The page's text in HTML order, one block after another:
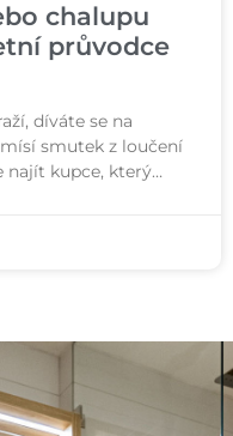
chalupu
průvodce
díváte se na
smutek z loučení
najít kupce, který…